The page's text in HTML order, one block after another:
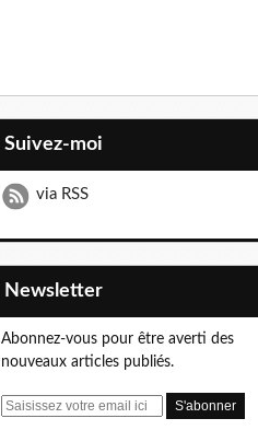
Suivez-moi
via RSS
Newsletter
Abonnez-vous pour être averti des
nouveaux articles publiés.
E